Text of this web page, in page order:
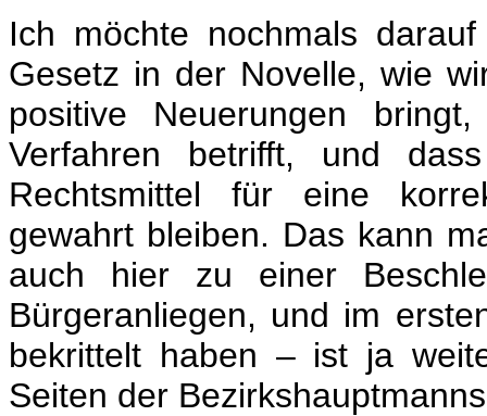
Ich möchte nochmals
Gesetz in der Novelle, wie
positive Neuerungen
Verfahren betrifft, und
Rechtsmittel für eine
gewahrt bleiben. Das kann
auch hier zu einer
Bürgeranliegen, und im
bekrittelt haben – ist ja
Seiten der